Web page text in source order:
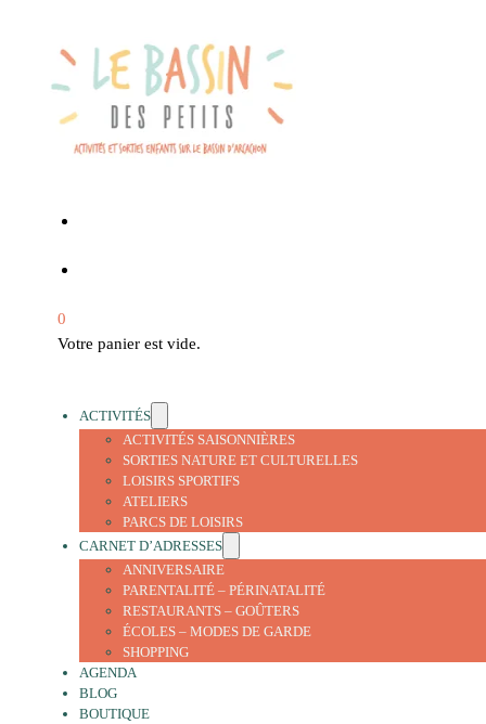
0
Votre panier est vide.
ACTIVITÉS
ACTIVITÉS SAISONNIÈRES
SORTIES NATURE ET CULTURELLES
LOISIRS SPORTIFS
ATELIERS
PARCS DE LOISIRS
CARNET D’ADRESSES
ANNIVERSAIRE
PARENTALITÉ – PÉRINATALITÉ
RESTAURANTS – GOÛTERS
ÉCOLES – MODES DE GARDE
SHOPPING
AGENDA
BLOG
BOUTIQUE